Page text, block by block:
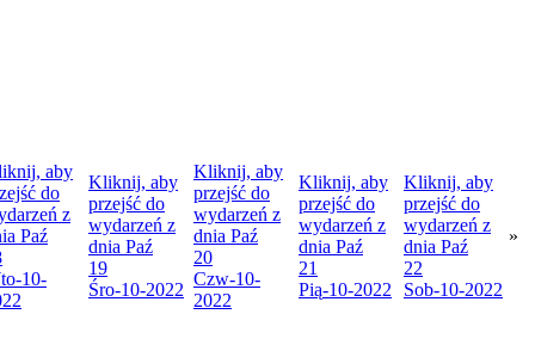
aby
do
z
Paź
-10-
Kliknij, aby
przejść do
wydarzeń z
dnia Paź
19
Śro-10-2022
Kliknij, aby
przejść do
wydarzeń z
dnia Paź
20
Czw-10-
2022
Kliknij, aby
przejść do
wydarzeń z
dnia Paź
21
Pią-10-2022
Kliknij, aby
przejść do
wydarzeń z
dnia Paź
22
Sob-10-2022
»